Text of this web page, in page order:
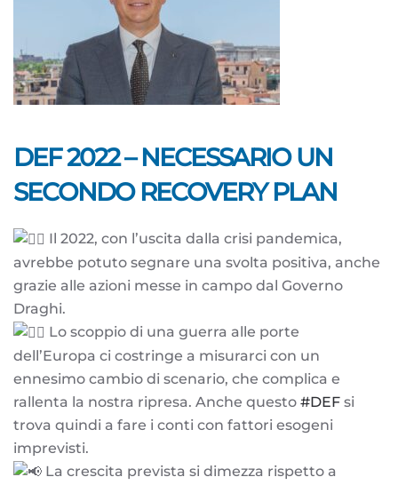
DEF 2022 – NECESSARIO UN
SECONDO RECOVERY PLAN
Il 2022, con l’uscita dalla crisi pandemica,
avrebbe potuto segnare una svolta positiva, anche
grazie alle azioni messe in campo dal Governo
Draghi.
Lo scoppio di una guerra alle porte
dell’Europa ci costringe a misurarci con un
ennesimo cambio di scenario, che complica e
rallenta la nostra ripresa. Anche questo #DEF si
trova quindi a fare i conti con fattori esogeni
imprevisti.
La crescita prevista si dimezza rispetto a